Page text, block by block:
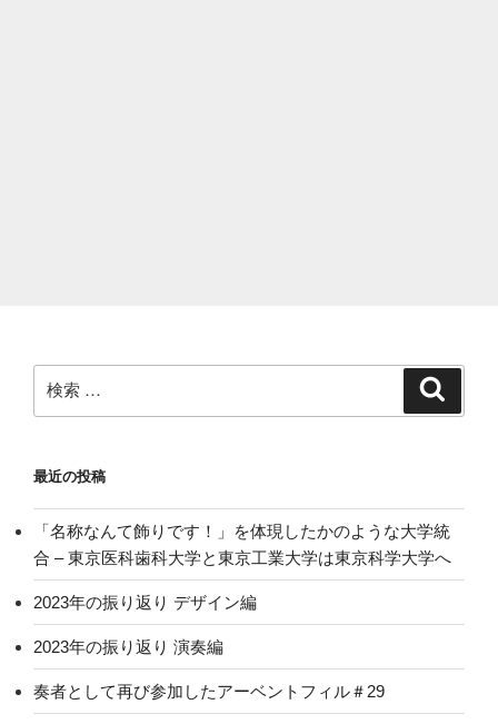
検
索:
最近の投稿
「名称なんて飾りです！」を体現したかのような大学統
合 – 東京医科歯科大学と東京工業大学は東京科学大学へ
2023年の振り返り デザイン編
2023年の振り返り 演奏編
奏者として再び参加したアーベントフィル＃29